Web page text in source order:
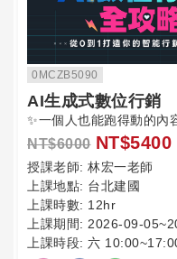
0MCZB5090
AI生成式數位行銷
✨一個人也能跑得動的內
NT$6000 NT$5400
授課老師: 林宏一老師
上課地點: 台北建國
上課時數: 12hr
上課期間: 2026-09-
上課時段: 六